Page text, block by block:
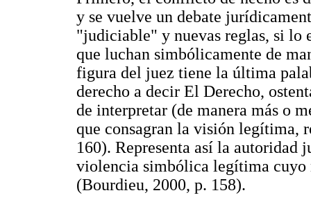
y se vuelve un debate
"judiciable" y nuevas reglas, si lo
que luchan simbólicamente de
figura del juez tiene la última
derecho a decir El Derecho,
de interpretar (de manera más o
que consagran la visión legítima,
160). Representa así la
violencia simbólica legítima cuyo
(Bourdieu, 2000, p. 158).